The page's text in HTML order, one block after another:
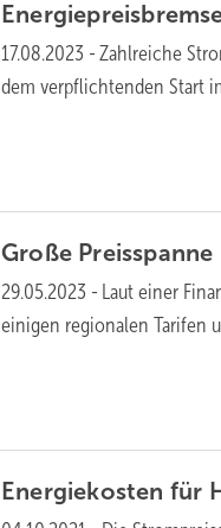
17.08.2023 - Zahlreiche
dem verpflichtenden Start
Große
29.05.2023 - Laut einer
einigen regionalen Tarifen
Energiekosten für